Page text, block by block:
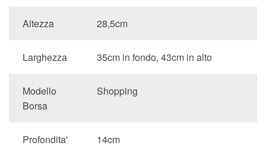
Altezza 28,5cm
Larghezza 35cm in fondo, 43cm in alto
Modello
Borsa
Shopping
Profondita' 14cm